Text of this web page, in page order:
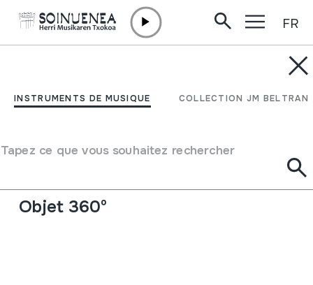
INSTRUMENTS DE MUSIQUE COLLECTION JM BELTRAN
Tapez ce que vous souhaitez rechercher
FR
RKANG-GLING; YOGINS
Type d'instrument de musique
Aérophones
Objet 360º